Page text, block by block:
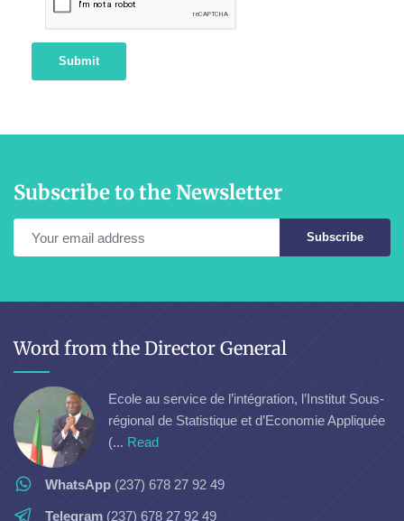
Submit
Subscribe to the Newsletter
Subscribe
Word from the Director General
Ecole au service de l’intégration, l’Institut Sous-
régional de Statistique et d’Economie Appliquée
(... Read
WhatsApp (237) 678 27 92 49
Telegram (237) 678 27 92 49